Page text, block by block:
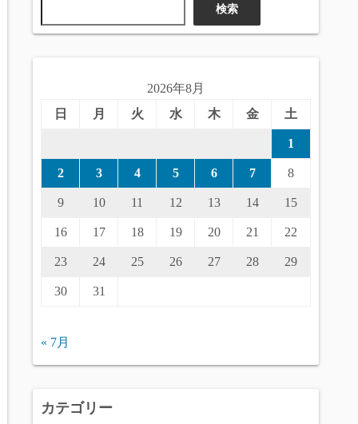
検索
2026年8月
日
月 火 水 木 金 土
1
2 3 4 5 6 7 8
9 10 11 12 13 14 15
16 17 18 19 20 21 22
23 24 25 26 27 28 29
30 31
« 7月
カテゴリー